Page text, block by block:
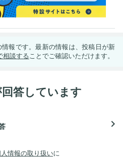
報です。最新の情報は、投稿日が新
相談することでご確認いただけます。
答しています
navigate_next
情報の取り扱いに